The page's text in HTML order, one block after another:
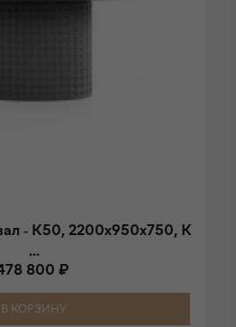
- К50, 2200x950х750, К
...
800 ₽
В КОРЗИНУ